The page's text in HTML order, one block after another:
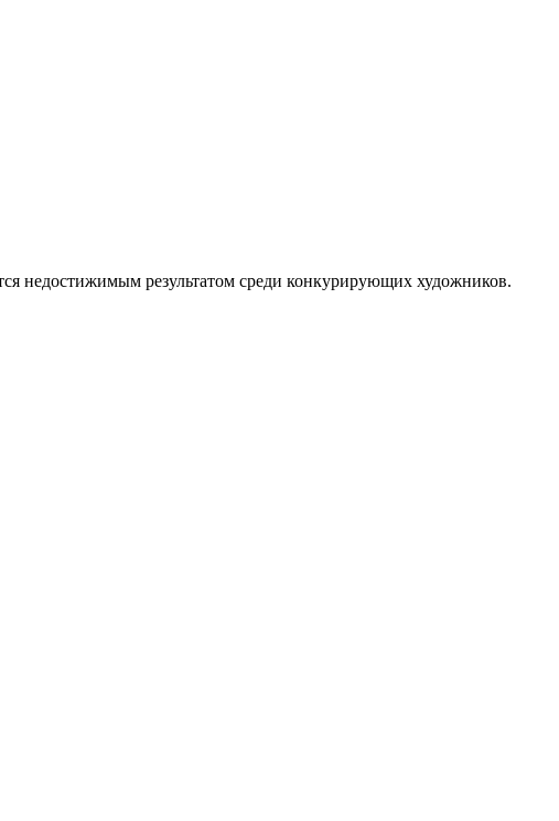
недостижимым результатом среди конкурирующих художников.